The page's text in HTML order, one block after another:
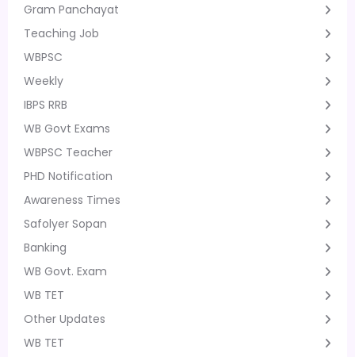
Gram Panchayat
Teaching Job
WBPSC
Weekly
IBPS RRB
WB Govt Exams
WBPSC Teacher
PHD Notification
Awareness Times
Safolyer Sopan
Banking
WB Govt. Exam
WB TET
Other Updates
WB TET